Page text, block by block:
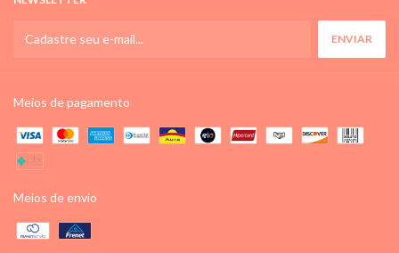
Meios de pagamento
Meios de envio